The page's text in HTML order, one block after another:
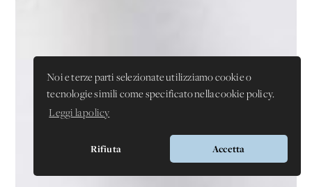
Noi e terze parti selezionate utilizziamo cookie o
tecnologie simili come specificato nella cookie policy.
Leggi la policy
Rifiuta Accetta